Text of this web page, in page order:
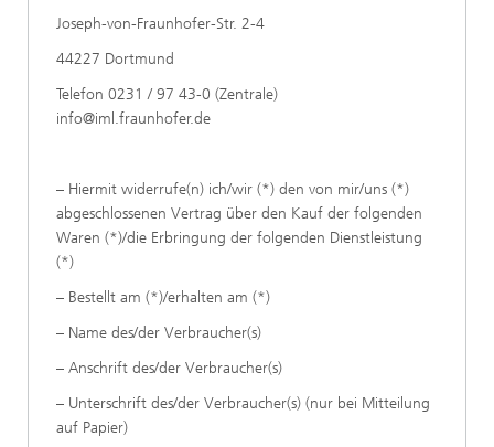
Joseph-von-Fraunhofer-Str. 2-4
44227 Dortmund
Telefon 0231 / 97 43-0 (Zentrale)
info@iml.fraunhofer.de
– Hiermit widerrufe(n) ich/wir (*) den von mir/uns (*)
abgeschlossenen Vertrag über den Kauf der folgenden
Waren (*)/die Erbringung der folgenden Dienstleistung
(*)
– Bestellt am (*)/erhalten am (*)
– Name des/der Verbraucher(s)
– Anschrift des/der Verbraucher(s)
– Unterschrift des/der Verbraucher(s) (nur bei Mitteilung
auf Papier)